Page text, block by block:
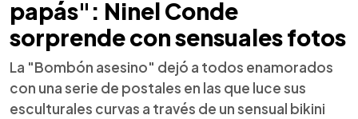
papás": Ninel Conde
sorprende con sensuales fotos
La "Bombón asesino" dejó a todos enamorados
con una serie de postales en las que luce sus
esculturales curvas a través de un sensual bikini